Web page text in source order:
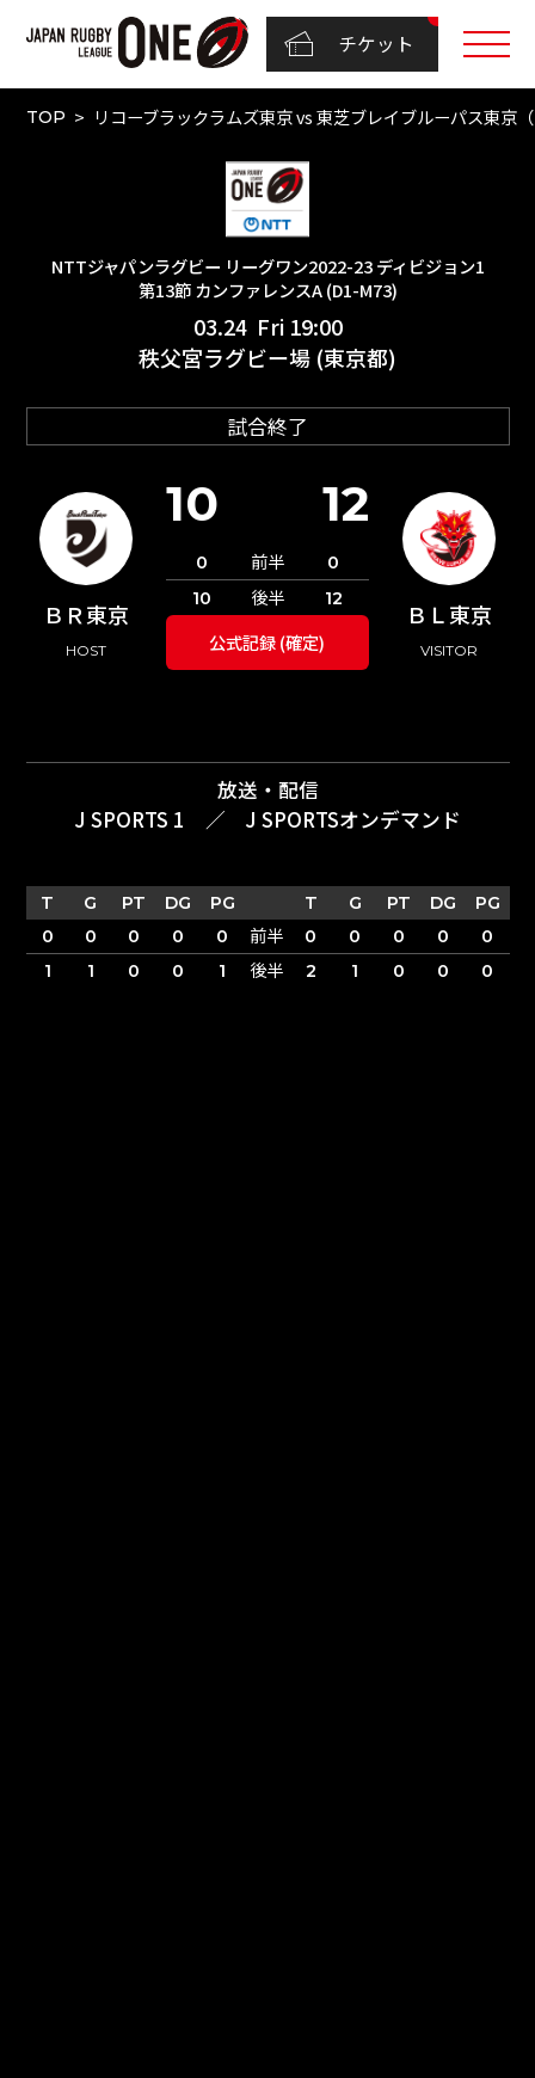
チケット
TOP リコーブラックラムズ東京 vs 東芝ブレイブルーパス東
NTTジャパンラグビー リーグワン2022-23 ディビジョン1
第13節 カンファレンスA (D1-M73)
03.24 Fri 19:00
秩父宮ラグビー場 (東京都)
試合終了
ＢＲ東京
HOST
ＢＬ東京
VISITOR
10 12
0 前半
0
10
後半 12
公式記録 (確定)
放送・配信
J SPORTS 1
／ J SPORTSオンデマンド
T G PT DG PG T G PT DG
PG
0
0 0 0 0 前半 0 0 0 0
0
1
1 0 0 1 後半 2 1 0 0 0